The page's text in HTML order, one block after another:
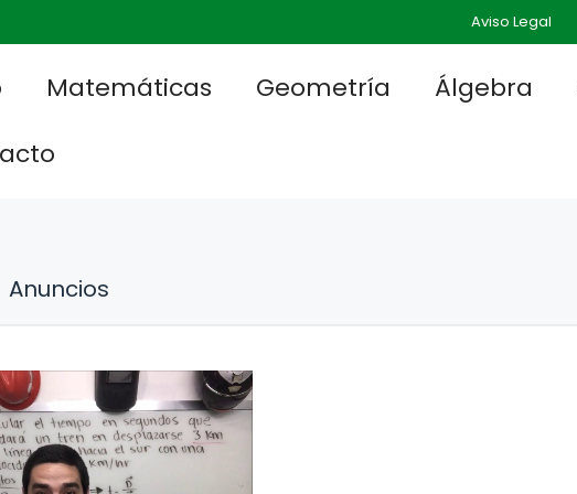
Aviso Legal
Matemáticas Geometría Álgebra
Anuncios